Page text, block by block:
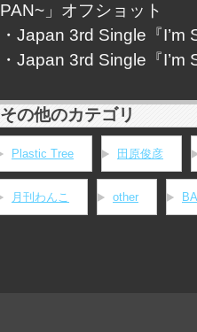
PAN~」オフショット
・Japan 3rd Single『
・Japan 3rd Single『
その他のカテゴリ
Plastic Tree 田原俊彦
月刊わんこ other